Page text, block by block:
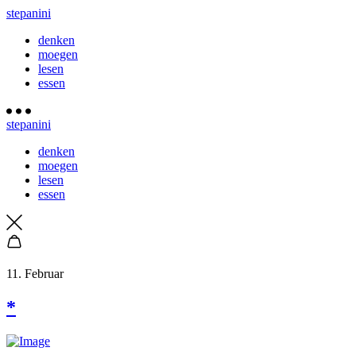
stepanini
denken
moegen
lesen
essen
stepanini
denken
moegen
lesen
essen
11. Februar
*